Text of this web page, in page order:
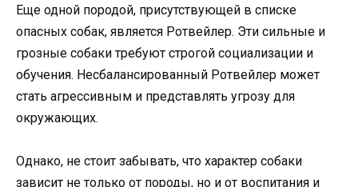
Еще одной породой, присутствующей в списке
опасных собак, является Ротвейлер. Эти сильные и
грозные собаки требуют строгой социализации и
обучения. Несбалансированный Ротвейлер может
стать агрессивным и представлять угрозу для
окружающих.
Однако, не стоит забывать, что характер собаки
зависит не только от породы, но и от воспитания и